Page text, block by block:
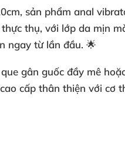
sản phẩm anal
thụ, với lớp da mịn
ngay từ lần đầu. 🌟
gân guốc đầy mê
cấp thân thiện với cơ